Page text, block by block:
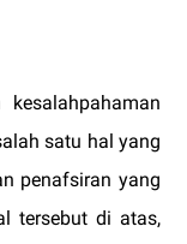
satu hal yang
penafsiran yang
tersebut di atas,